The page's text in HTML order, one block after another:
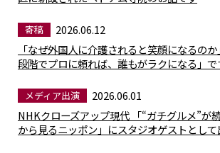
寄稿
2026.06.12
「なぜ外国人に介護されると笑顔になるの
段階でプロに頼れば、誰もがラクになる」で
メディア出演
2026.06.01
NHKクローズアップ現代 「“ガチグルメ”が
から見るニッポン」にスタジオゲストとし